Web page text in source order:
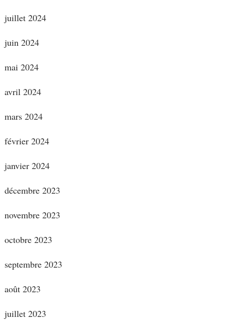
juillet 2024
juin 2024
mai 2024
avril 2024
mars 2024
février 2024
janvier 2024
décembre 2023
novembre 2023
octobre 2023
septembre 2023
août 2023
juillet 2023